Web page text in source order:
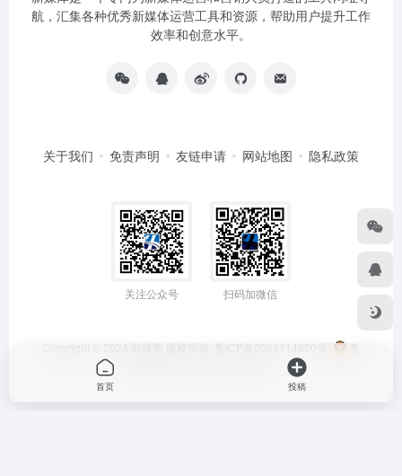
航，汇集各种优秀新媒体运营工具和资源，帮助用户提升工作
效率和创意水平。
关于我们 免责声明 友链申请 网站地图 隐私政策
关注公众号 扫码加微信
Copyright © 2024 新媒库 版权所有. 鲁ICP备2024114950号
鲁
首页 投稿